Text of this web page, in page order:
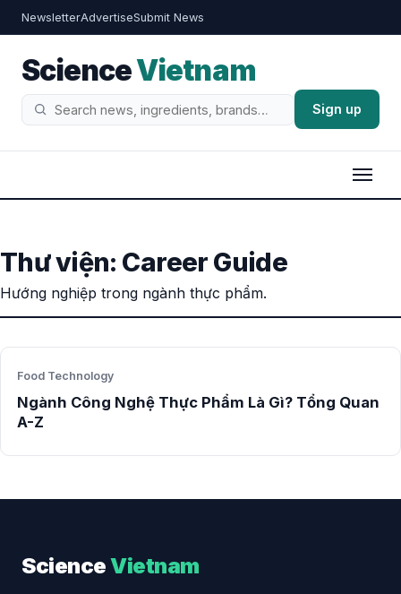
NewsletterAdvertiseSubmit News
ScienceVietnam
Tìm
Sign up
Thư viện: Career Guide
Hướng nghiệp trong ngành thực phẩm.
Food Technology
Ngành Công Nghệ Thực Phẩm Là Gì? Tổng Quan
A-Z
ScienceVietnam